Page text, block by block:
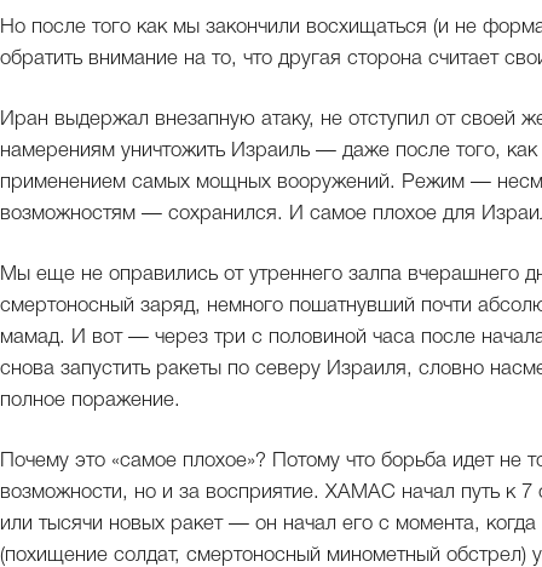
Но после того как мы закончили восхищаться (и не
обратить внимание на то, что другая сторона считает
Иран выдержал внезапную атаку, не отступил от своей
намерениям уничтожить Израиль — даже после того,
применением самых мощных вооружений. Режим —
возможностям — сохранился. И самое плохое для
Мы еще не оправились от утреннего залпа вчерашнего
смертоносный заряд, немного пошатнувший почти
мамад. И вот — через три с половиной часа после
снова запустить ракеты по северу Израиля, словно
полное поражение.
Почему это «самое плохое»? Потому что борьба идет не
возможности, но и за восприятие. ХАМАС начал путь к 7
или тысячи новых ракет — он начал его с момента,
(похищение солдат, смертоносный минометный